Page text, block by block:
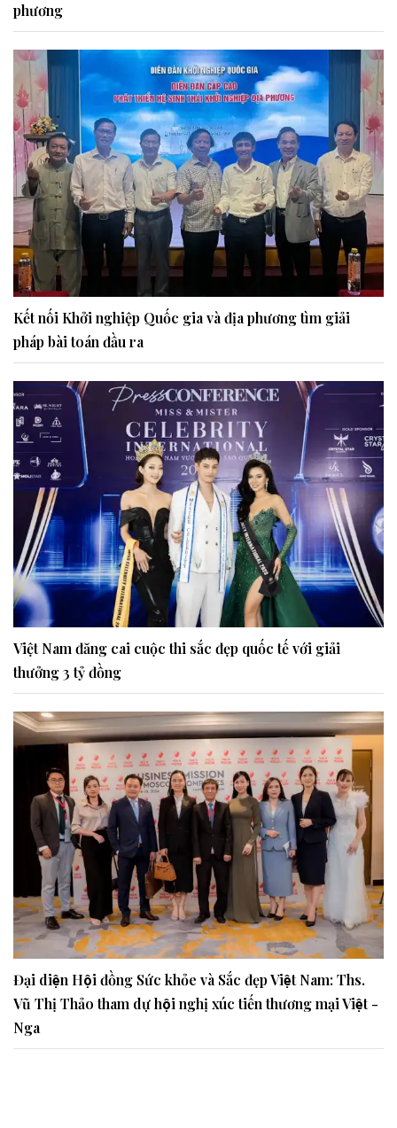
phương
Kết nối Khởi nghiệp Quốc gia và địa phương tìm giải
pháp bài toán đầu ra
Việt Nam đăng cai cuộc thi sắc đẹp quốc tế với giải
thưởng 3 tỷ đồng
Đại diện Hội đồng Sức khỏe và Sắc đẹp Việt Nam: Ths.
Vũ Thị Thảo tham dự hội nghị xúc tiến thương mại Việt -
Nga